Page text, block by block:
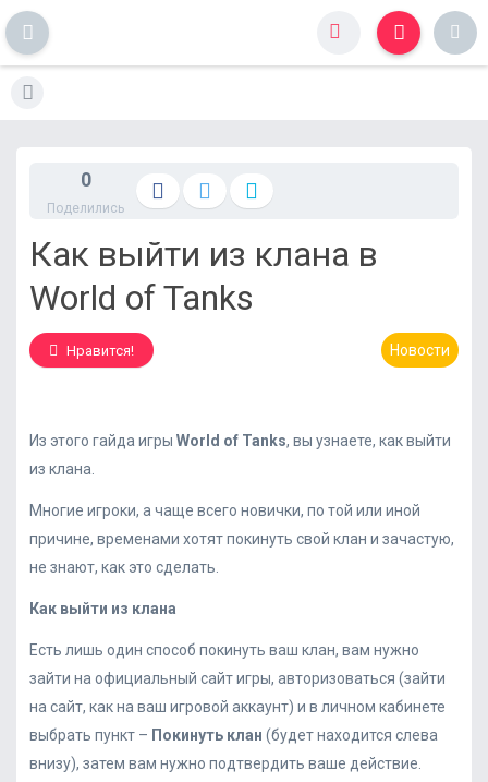
0
Поделились
Как выйти из клана в
World of Tanks
Нравится! Новости
Из этого гайда игры World of Tanks, вы узнаете, как выйти
из клана.
Многие игроки, а чаще всего новички, по той или иной
причине, временами хотят покинуть свой клан и зачастую,
не знают, как это сделать.
Как выйти из клана
Есть лишь один способ покинуть ваш клан, вам нужно
зайти на официальный сайт игры, авторизоваться (зайти
на сайт, как на ваш игровой аккаунт) и в личном кабинете
выбрать пункт – Покинуть клан (будет находится слева
внизу), затем вам нужно подтвердить ваше действие.